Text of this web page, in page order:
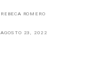
REBECA ROMERO
AGOSTO 23, 2022